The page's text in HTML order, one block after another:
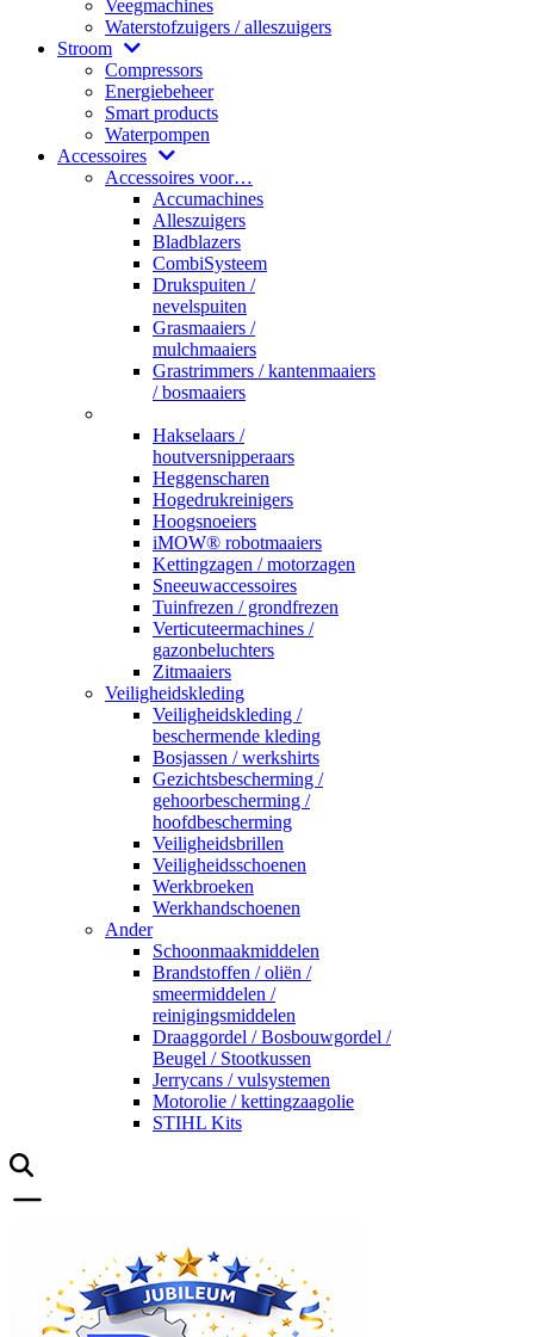
Veegmachines
Waterstofzuigers / alleszuigers
Stroom
Compressors
Energiebeheer
Smart products
Waterpompen
Accessoires
Accessoires voor…
Accumachines
Alleszuigers
Bladblazers
CombiSysteem
Drukspuiten /
nevelspuiten
Grasmaaiers /
mulchmaaiers
Grastrimmers / kantenmaaiers
/ bosmaaiers
Hakselaars /
houtversnipperaars
Heggenscharen
Hogedrukreinigers
Hoogsnoeiers
iMOW® robotmaaiers
Kettingzagen / motorzagen
Sneeuwaccessoires
Tuinfrezen / grondfrezen
Verticuteermachines /
gazonbeluchters
Zitmaaiers
Veiligheidskleding
Veiligheidskleding /
beschermende kleding
Bosjassen / werkshirts
Gezichtsbescherming /
gehoorbescherming /
hoofdbescherming
Veiligheidsbrillen
Veiligheidsschoenen
Werkbroeken
Werkhandschoenen
Ander
Schoonmaakmiddelen
Brandstoffen / oliën /
smeermiddelen /
reinigingsmiddelen
Draaggordel / Bosbouwgordel /
Beugel / Stootkussen
Jerrycans / vulsystemen
Motorolie / kettingzaagolie
STIHL Kits